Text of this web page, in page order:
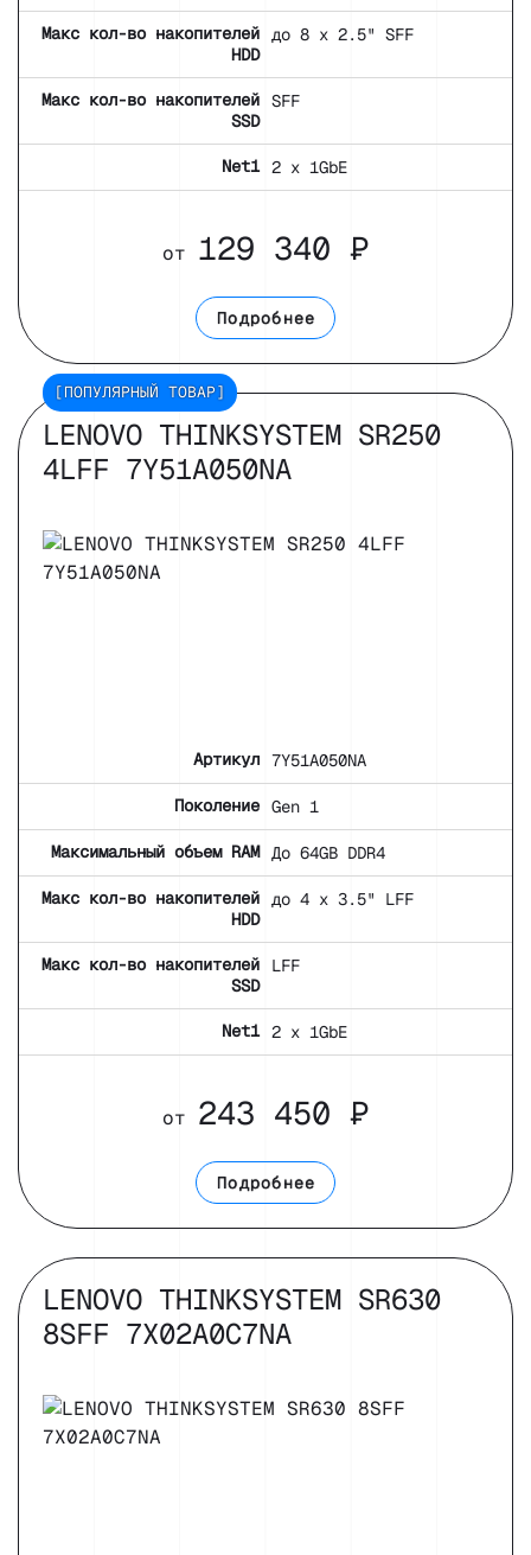
Макс кол-во накопителей
HDD
до 8 x 2.5" SFF
Макс кол-во накопителей
SSD
SFF
Net1 2 x 1GbE
от 129 340 ₽
Подробнее
[ПОПУЛЯРНЫЙ ТОВАР]
LENOVO THINKSYSTEM SR250
4LFF 7Y51A050NA
Артикул 7Y51A050NA
Поколение Gen 1
Максимальный объем RAM До 64GB DDR4
Макс кол-во накопителей
HDD
до 4 x 3.5" LFF
Макс кол-во накопителей
SSD
LFF
Net1 2 x 1GbE
от 243 450 ₽
Подробнее
LENOVO THINKSYSTEM SR630
8SFF 7X02A0C7NA